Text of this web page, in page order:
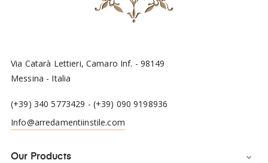
Via Catarà Lettieri, Camaro Inf. - 98149
Messina - Italia
(+39) 340 5773429 - (+39) 090 9198936
Info@arredamentiinstile.com
Our Products 